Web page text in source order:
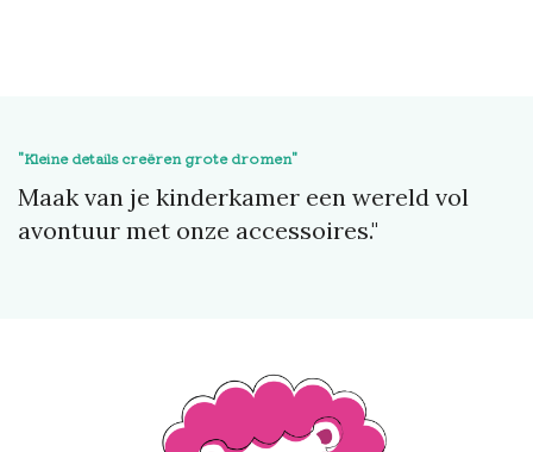
"Kleine details creëren grote dromen"
Maak van je kinderkamer een wereld vol
avontuur met onze accessoires."